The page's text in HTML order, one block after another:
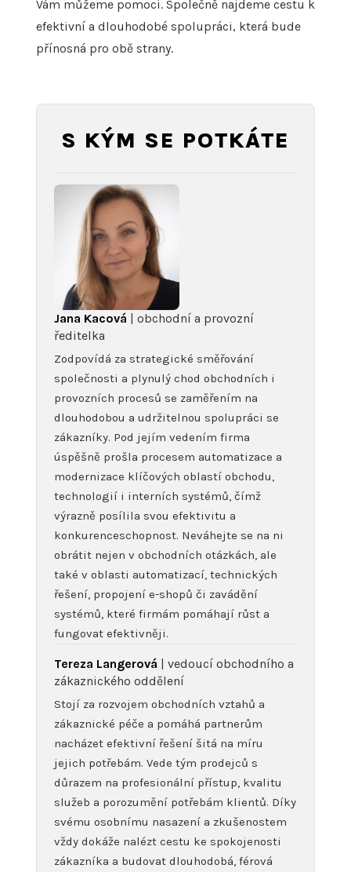
Vám můžeme pomoci. Společně najdeme cestu k
efektivní a dlouhodobé spolupráci, která bude
přínosná pro obě strany.
S KÝM SE POTKÁTE
Jana Kacová | obchodní a provozní
ředitelka
Zodpovídá za strategické směřování
společnosti a plynulý chod obchodních i
provozních procesů se zaměřením na
dlouhodobou a udržitelnou spolupráci se
zákazníky. Pod jejím vedením firma
úspěšně prošla procesem automatizace a
modernizace klíčových oblastí obchodu,
technologií i interních systémů, čímž
výrazně posílila svou efektivitu a
konkurenceschopnost. Neváhejte se na ni
obrátit nejen v obchodních otázkách, ale
také v oblasti automatizací, technických
řešení, propojení e-shopů či zavádění
systémů, které firmám pomáhají růst a
fungovat efektivněji.
Tereza Langerová | vedoucí obchodního a
zákaznického oddělení
Stojí za rozvojem obchodních vztahů a
zákaznické péče a pomáhá partnerům
nacházet efektivní řešení šitá na míru
jejich potřebám. Vede tým prodejců s
důrazem na profesionální přístup, kvalitu
služeb a porozumění potřebám klientů. Díky
svému osobnímu nasazení a zkušenostem
vždy dokáže nalézt cestu ke spokojenosti
zákazníka a budovat dlouhodobá, férová